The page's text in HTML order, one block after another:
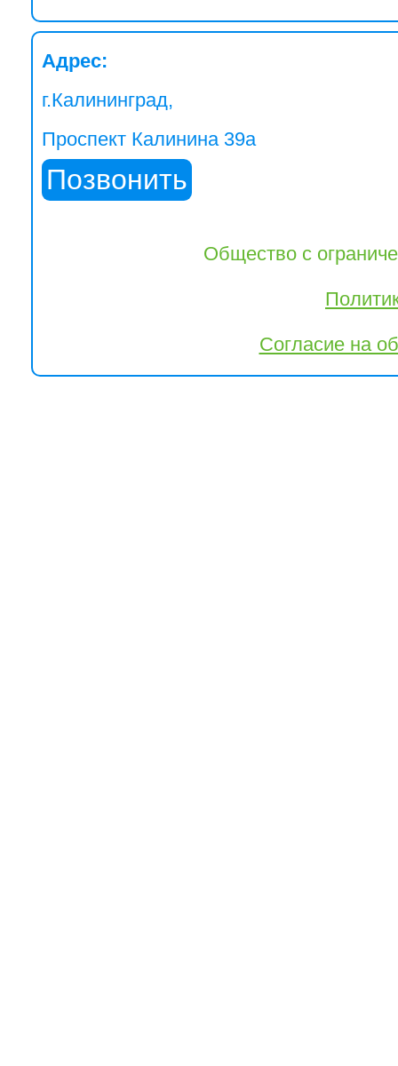
Адрес:
г.Калининград,
Проспект Калинина 39а
Позвонить
Общество с
Согласие на